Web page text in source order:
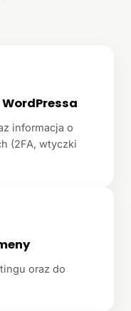
informacja o
(2FA, wtyczki
oraz do